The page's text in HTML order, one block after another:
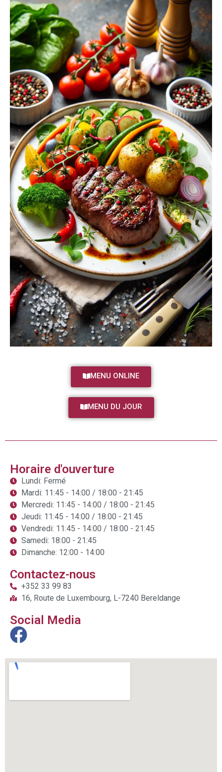
MENU ONLINE
MENU DU JOUR
Horaire d'ouverture
Lundi: Fermé
Mardi: 11:45 - 14:00 / 18:00 - 21:45
Mercredi: 11:45 - 14:00 / 18:00 - 21:45
Jeudi: 11:45 - 14:00 / 18:00 - 21:45
Vendredi: 11:45 - 14:00 / 18:00 - 21:45
Samedi: 18:00 - 21:45
Dimanche: 12:00 - 14:00
Contactez-nous
+352 33 99 83
16, Route de Luxembourg, L-7240 Bereldange
Social Media